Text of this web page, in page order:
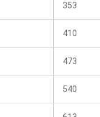
353
410
473
540